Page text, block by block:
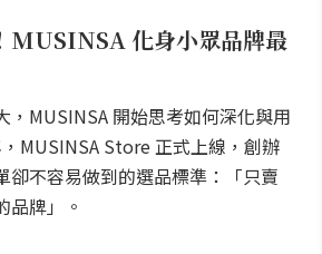
MUSINSA 化身小眾品牌最
，MUSINSA 開始思考如何深化與用
MUSINSA Store 正式上線，創辦
卻不容易做到的選品標準：「只賣
品牌」。